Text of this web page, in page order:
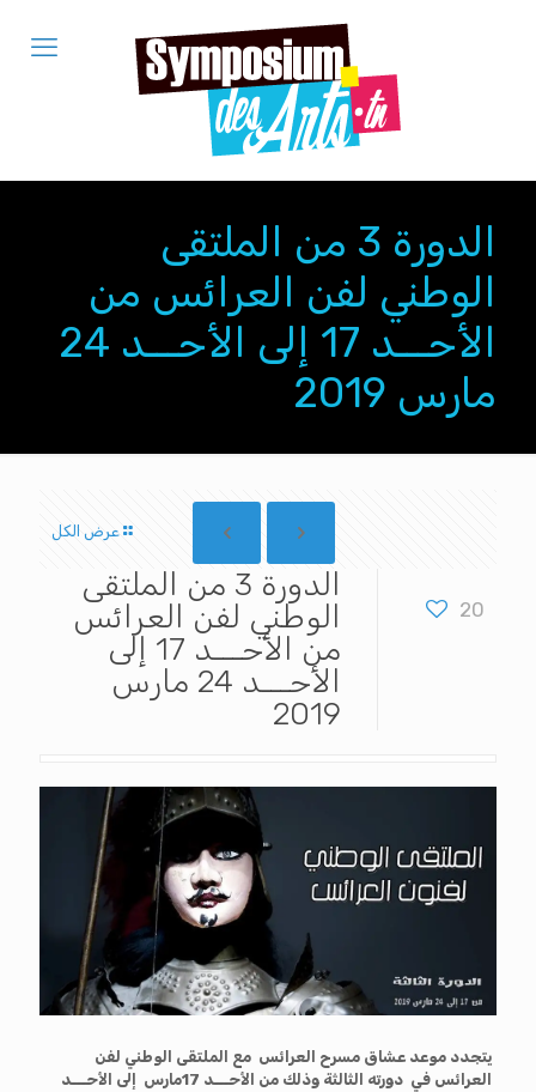
الدورة 3 من الملتقى
الوطني لفن العرائس من
الأحـــد 17 إلى الأحـــد 24
مارس 2019
عرض الكل
20
الدورة 3 من الملتقى
الوطني لفن العرائس
من الأحـــد 17 إلى
الأحـــد 24 مارس
2019
يتجدد موعد عشاق مسرح العرائس مع الملتقى الوطني لفن
العرائس في دورته الثالثة وذلك
من الأحـــد 17مارس إلى الأحـــد